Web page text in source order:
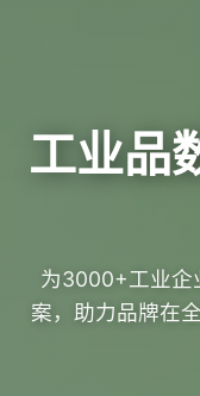
工业品
为3000+工业企
案，助力品牌在